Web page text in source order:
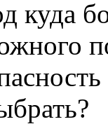
куда